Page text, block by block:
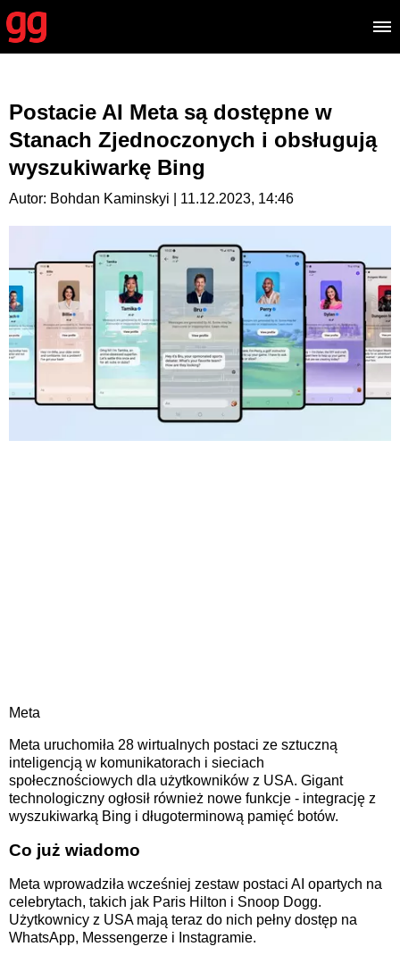
Postacie AI Meta są dostępne w
Stanach Zjednoczonych i obsługują
wyszukiwarkę Bing
Autor: Bohdan Kaminskyi | 11.12.2023, 14:46
Meta
Meta uruchomiła 28 wirtualnych postaci ze sztuczną
inteligencją w komunikatorach i sieciach
społecznościowych dla użytkowników z USA. Gigant
technologiczny ogłosił również nowe funkcje - integrację z
wyszukiwarką Bing i długoterminową pamięć botów.
Co już wiadomo
Meta wprowadziła wcześniej zestaw postaci AI opartych na
celebrytach, takich jak Paris Hilton i Snoop Dogg.
Użytkownicy z USA mają teraz do nich pełny dostęp na
WhatsApp, Messengerze i Instagramie.